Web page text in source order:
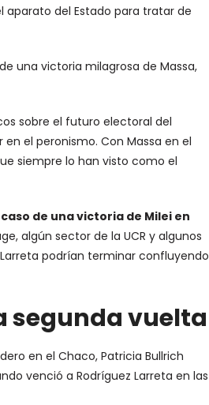
del Estado para tratar de
una victoria milagrosa de Massa,
sobre el futuro electoral del
el peronismo. Con Massa en el
siempre lo han visto como el
de una victoria de Milei en
algún sector de la UCR y algunos
podrían terminar confluyendo
segunda vuelta
en el Chaco, Patricia Bullrich
venció a Rodríguez Larreta en las